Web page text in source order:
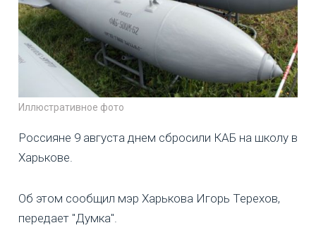
Иллюстративное фото
Россияне 9 августа днем сбросили КАБ на школу в
Харькове.
Об этом сообщил мэр Харькова Игорь Терехов,
передает "Думка".